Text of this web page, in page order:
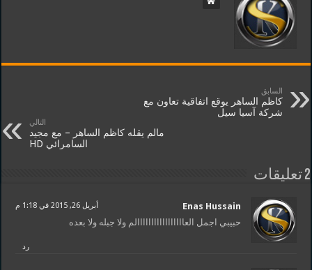
السابق
كاظم الساهر يوقع اتفاقية تعاون مع
شركة آسيا سيل
التالي
مالم يقله كاظم الساهر – مع مجيد
السامرائي HD
2 تعليقات
Enas Hussain أبريل 26, 2015 في 1:18 م
حبيبي اجمل العااااااااااااااااالم ولا جبله ولا بعده
رد